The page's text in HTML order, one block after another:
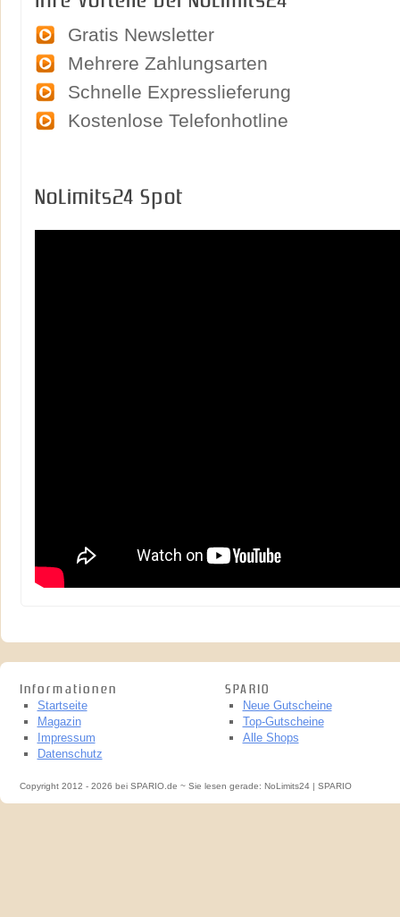
Gratis Newsletter
Mehrere Zahlungsarten
Schnelle Expresslieferung
Kostenlose Telefonhotline
NoLimits24 Spot
Informationen
Startseite
Magazin
Impressum
Datenschutz
SPARIO
Neue Gutscheine
Top-Gutscheine
Alle Shops
Copyright 2012 - 2026 bei SPARIO.de ~ Sie lesen gerade: NoLimits24 | SPARIO